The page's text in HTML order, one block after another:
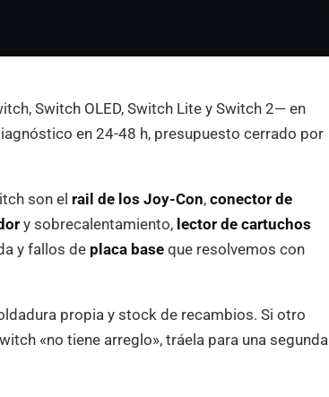
Switch OLED, Switch Lite y Switch 2— en
en 24-48 h, presupuesto cerrado por
son el rail de los Joy-Con, conector de
y sobrecalentamiento, lector de cartuchos
y fallos de placa base que resolvemos con
propia y stock de recambios. Si otro
«no tiene arreglo», tráela para una segunda